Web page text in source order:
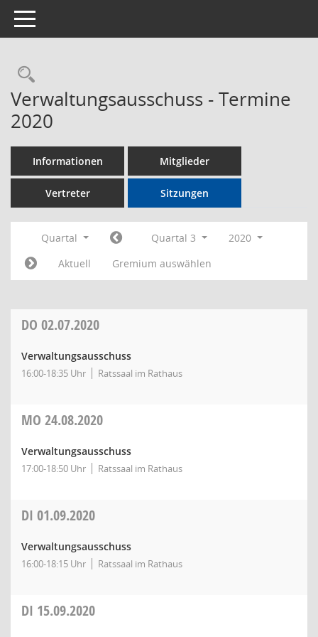
Toggle navigation
Rechercheauswahl
Verwaltungsausschuss - Termine
2020
Informationen Mitglieder
Vertreter Sitzungen
Quartal Quartal 3
2020
Aktuell
Gremium auswählen
DO 02.07.2020
Verwaltungsausschuss
16:00-18:35 Uhr Ratssaal im Rathaus
MO 24.08.2020
Verwaltungsausschuss
17:00-18:50 Uhr Ratssaal im Rathaus
DI 01.09.2020
Verwaltungsausschuss
16:00-18:15 Uhr Ratssaal im Rathaus
DI 15.09.2020